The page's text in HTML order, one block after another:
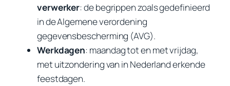
verwerker: de begrippen zoals gedefinieerd
in de Algemene verordening
gegevensbescherming (AVG).
Werkdagen: maandag tot en met vrijdag,
met uitzondering van in Nederland erkende
feestdagen.